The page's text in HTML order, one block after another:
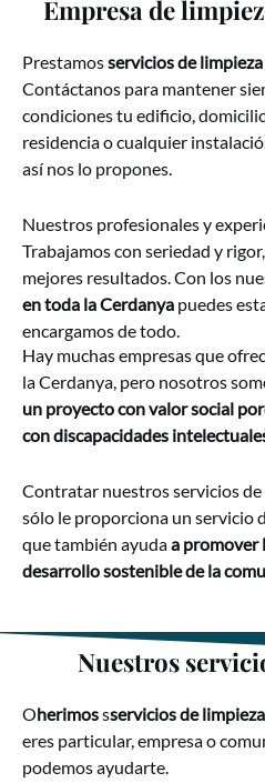
Empresa de
Prestamosservicios de
Contáctanos para mantener
condiciones tu edificio,
residencia o cualquier
así nos lo propones.
Nuestros profesionales y
Trabajamos con seriedad y
mejores resultados. Con los
en toda la Cerdanya puedes
encargamos de todo.
Hay muchas empresas que
la Cerdanya, pero nosotros
un proyecto con valor social
con discapacidades
Contratar nuestros servicios
sólo le proporciona un servicio
que también ayudaa promover
desarrollo sostenible de la
Nuestros
Oherimossservicios de
eres particular, empresa o
podemos ayudarte.